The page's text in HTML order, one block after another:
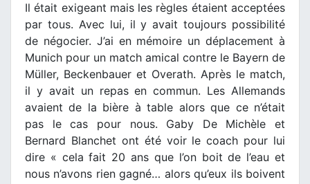
Il était exigeant mais les règles étaient acceptées
par tous. Avec lui, il y avait toujours possibilité
de négocier. J’ai en mémoire un déplacement à
Munich pour un match amical contre le Bayern de
Müller, Beckenbauer et Overath. Après le match,
il y avait un repas en commun. Les Allemands
avaient de la bière à table alors que ce n’était
pas le cas pour nous. Gaby De Michèle et
Bernard Blanchet ont été voir le coach pour lui
dire « cela fait 20 ans que l’on boit de l’eau et
nous n’avons rien gagné… alors qu’eux ils boivent